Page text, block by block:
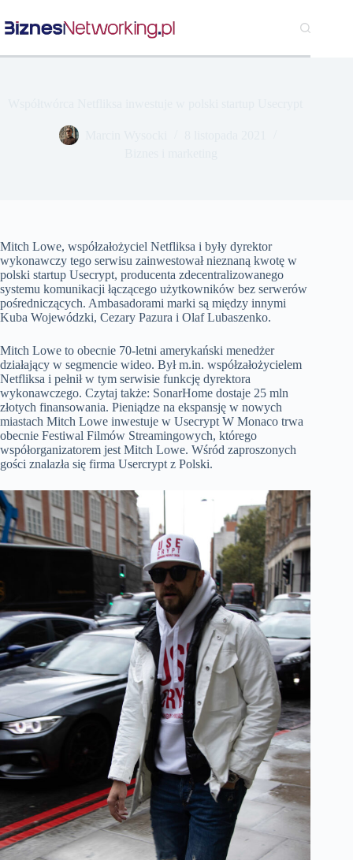
do
treści
Mitch Lowe, współzałożyciel Netfliksa i były dyrektor
wykonawczy tego serwisu zainwestował nieznaną kwotę w
polski startup Usecrypt, producenta zdecentralizowanego
systemu komunikacji łączącego użytkowników bez serwerów
pośredniczących. Ambasadorami marki są między innymi
Kuba Wojewódzki, Cezary Pazura i Olaf Lubaszenko.
Mitch Lowe to obecnie 70-letni amerykański menedżer
działający w segmencie wideo. Był m.in. współzałożycielem
Netfliksa i pełnił w tym serwisie funkcję dyrektora
wykonawczego. Czytaj także: SonarHome dostaje 25 mln
złotych finansowania. Pieniądze na ekspansję w nowych
miastach Mitch Lowe inwestuje w Usecrypt W Monaco trwa
obecnie Festiwal Filmów Streamingowych, którego
współorganizatorem jest Mitch Lowe. Wśród zaproszonych
gości znalazła się firma Usercrypt z Polski.